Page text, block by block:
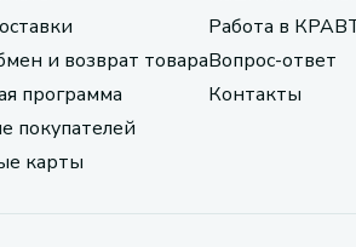
и возврат товара
программа
покупателей
карты
Работа в
Вопрос-ответ
Контакты